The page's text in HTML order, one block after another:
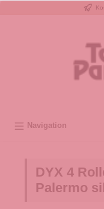
Navigation
DYX 4
Palermo